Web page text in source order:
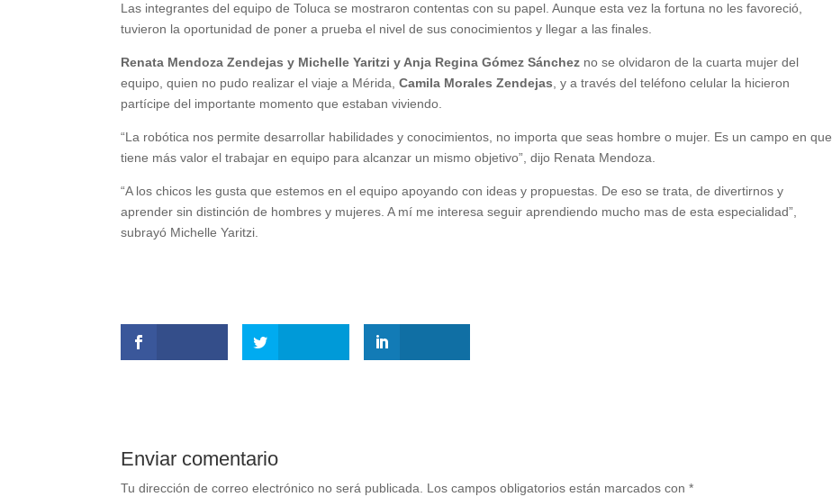
Las integrantes del equipo de Toluca se mostraron contentas con su papel. Aunque esta vez la fortuna no les favoreció,
tuvieron la oportunidad de poner a prueba el nivel de sus conocimientos y llegar a las finales.
Renata Mendoza Zendejas y Michelle Yaritzi y Anja Regina Gómez Sánchez no se olvidaron de la cuarta mujer del
equipo, quien no pudo realizar el viaje a Mérida,Camila Morales Zendejas, y a través del teléfono celular la hicieron
partícipe del importante momento que estaban viviendo.
“La robótica nos permite desarrollar habilidades y conocimientos, no importa que seas hombre o mujer. Es un campo en que
tiene más valor el trabajar en equipo para alcanzar un mismo objetivo”, dijo Renata Mendoza.
“A los chicos les gusta que estemos en el equipo apoyando con ideas y propuestas. De eso se trata, de divertirnos y
aprender sin distinción de hombres y mujeres. A mí me interesa seguir aprendiendo mucho mas de esta especialidad”,
subrayó Michelle Yaritzi.
Enviar comentario
Tu dirección de correo electrónico no será publicada. Los campos obligatorios están marcados con*